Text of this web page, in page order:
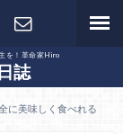
を！革命家Hiro
誌
問い合わ
せ
に美味しく食べれる